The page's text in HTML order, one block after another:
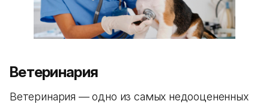
Ветеринария
Ветеринария — одно из самых недооцененных